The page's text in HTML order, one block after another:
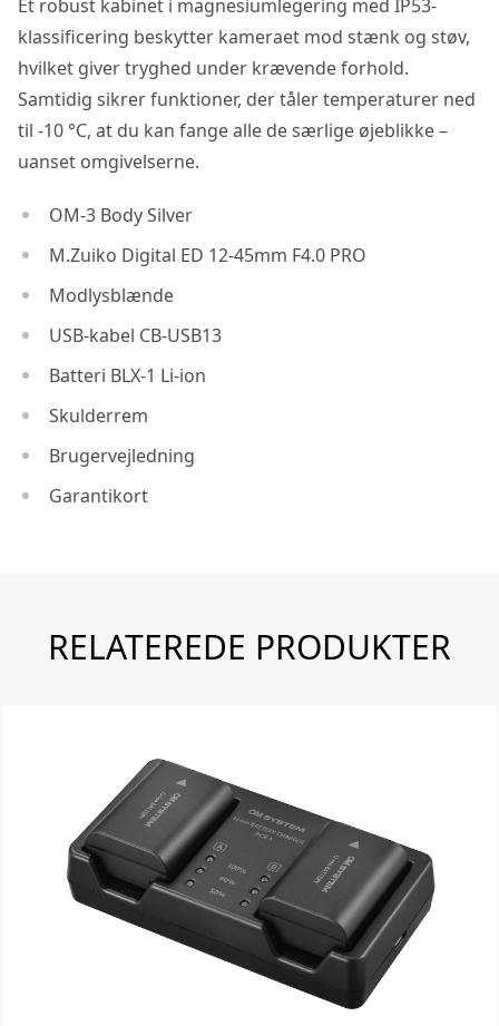
Et robust kabinet i magnesiumlegering med IP53-
klassificering beskytter kameraet mod stænk og støv,
hvilket giver tryghed under krævende forhold.
Samtidig sikrer funktioner, der tåler temperaturer ned
til -10 °C, at du kan fange alle de særlige øjeblikke –
uanset omgivelserne.
OM-3 Body Silver
M.Zuiko Digital ED 12-45mm F4.0 PRO
Modlysblænde
USB-kabel CB-USB13
Batteri BLX-1 Li-ion
Skulderrem
Brugervejledning
Garantikort
RELATEREDE PRODUKTER